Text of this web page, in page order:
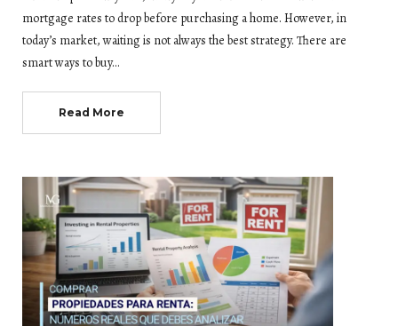
mortgage rates to drop before purchasing a home. However, in
today’s market, waiting is not always the best strategy. There are
smart ways to buy…
Read More